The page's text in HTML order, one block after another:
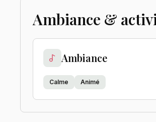
Ambiance &
Ambiance
Calme Animé